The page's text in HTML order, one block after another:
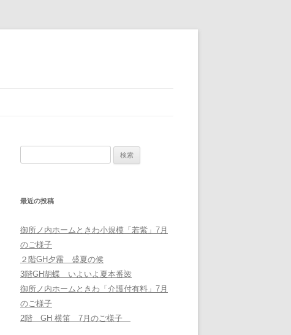
最近の投稿
御所ノ内ホームときわ小規模「若紫」7月
のご様子
２階GH夕霧 盛夏の候
3階GH胡蝶 いよいよ夏本番🌺
御所ノ内ホームときわ「介護付有料」7月
のご様子
2階 GH 横笛 7月のご様子